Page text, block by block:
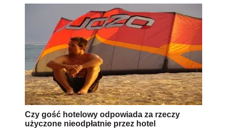
Czy gość hotelowy odpowiada za rzeczy
użyczone nieodpłatnie przez hotel